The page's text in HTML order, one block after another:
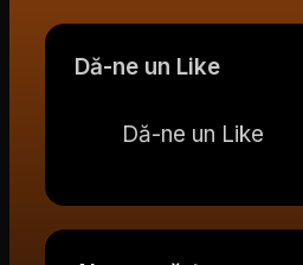
Dă-ne un Like
Dă-ne un Like